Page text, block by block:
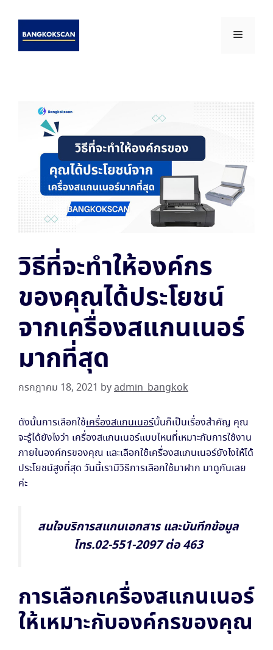
content
Menu
วิธีที่จะทำให้องค์กร
ของคุณได้ประโยชน์
จากเครื่องสแกนเนอร์
มากที่สุด
กรกฎาคม 18, 2021 byadmin_bangkok
ดังนั้นการเลือกใช้เครื่องสแกนเนอร์นั้นก็เป็นเรื่องสำคัญ คุณ
จะรู้ได้ยังไงว่า เครื่องสแกนเนอร์แบบไหนที่เหมาะกับการใช้งาน
ภายในองค์กรของคุณ และเลือกใช้เครื่องสแกนเนอร์ยังไงให้ได้
ประโยชน์สูงที่สุด วันนี้เรามีวิธีการเลือกใช้มาฝาก มาดูกันเลย
ค่ะ
สนใจบริการสแกนเอกสาร และบันทึกข้อมูล
โทร.02-551-2097 ต่อ 463
การเลือกเครื่องสแกนเนอร์
ให้เหมาะกับองค์กรของคุณ